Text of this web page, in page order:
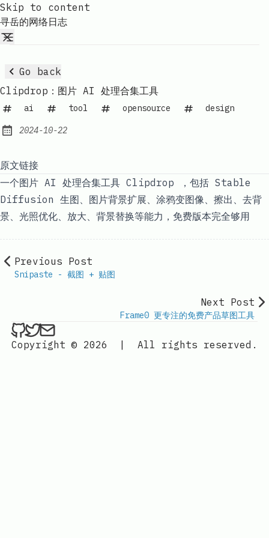
Skip to content
寻岳的网络日志
Go back
Clipdrop：图片 AI 处理合集工具
ai tool opensource design
Published:
2024-10-22
原文链接
一个图片 AI 处理合集工具 Clipdrop ，包括 Stable
Diffusion 生图、图片背景扩展、涂鸦变图像、擦出、去背
景、光照优化、放大、背景替换等能力，免费版本完全够用
Previous Post
Snipaste - 截图 + 贴图
Next Post
Frame0 更专注的免费产品草图工具
ethan4768 on Github
ethan4768 on Twitter
Send an email to
Copyright © 2026
All rights reserved.